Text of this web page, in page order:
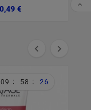
€
 
09 : 58 : 25
